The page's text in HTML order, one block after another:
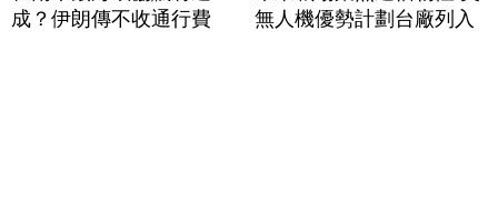
成？伊朗傳不收通行費
無人機優勢計劃台廠列入